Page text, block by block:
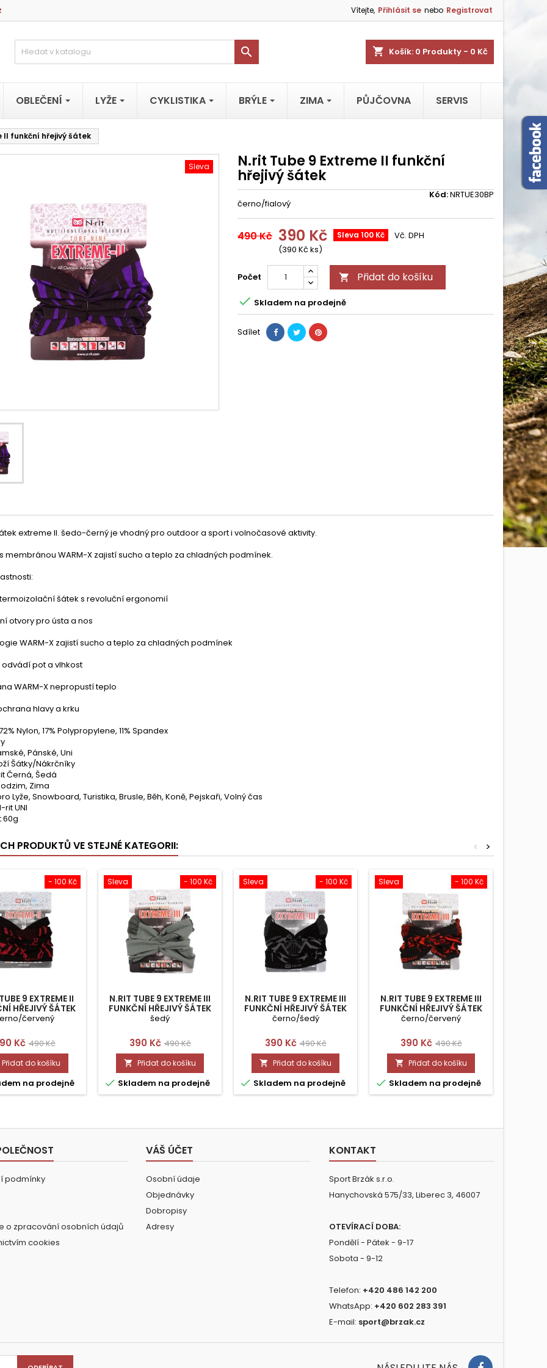
Vítejte, Přihlásit se nebo Registrovat
shopping_cart Košík: 0 Produkty - 0 Kč

OBLEČENÍ LYŽE CYKLISTIKA BRÝLE ZIMA PŮJČOVNA SERVIS
II funkční hřejivý šátek
Sleva N.rit Tube 9 Extreme II funkční
hřejivý šátek
Kód:NRTUE30BP
černo/fialový
490 Kč 390 Kč Sleva 100 Kč
(390 Kč ks)
Vč. DPH
Počet  Přidat do košíku
 Skladem na prodejně
Sdílet
extreme II. šedo-černý je vhodný pro outdoor a sport i volnočasové aktivity.
membránou WARM-X zajistí sucho a teplo za chladných podmínek.
termoizolační šátek s revoluční ergonomií
otvory pro ústa a nos
WARM-X zajistí sucho a teplo za chladných podmínek
odvádí pot a vlhkost
WARM-X nepropustí teplo
hlavy a krku
Nylon, 17% Polypropylene, 11% Spandex
Pánské, Uni
Šátky/Nákrčníky
Černá, Šedá
Zima
Lyže, Snowboard, Turistika, Brusle, Běh, Koně, Pejskaři, Volný čas
rit UNI
60g
PRODUKTŮ VE STEJNÉ KATEGORII: >
<
- 100 Kč
9 EXTREME II
HŘEJIVÝ ŠÁTEK
červený
Kč Běžná
cena
490 Kč
Přidat do košíku
na prodejně
- 100 Kč
Sleva
N.RIT TUBE 9 EXTREME III
FUNKČNÍ HŘEJIVÝ ŠÁTEK
šedý
Cena
390 Kč Běžná
cena
490 Kč
 Přidat do košíku
 Skladem na prodejně
- 100 Kč
Sleva
N.RIT TUBE 9 EXTREME III
FUNKČNÍ HŘEJIVÝ ŠÁTEK
černo/šedý
Cena
390 Kč Běžná
cena
490 Kč
 Přidat do košíku
 Skladem na prodejně
- 100 Kč
Sleva
N.RIT TUBE 9 EXTREME III
FUNKČNÍ HŘEJIVÝ ŠÁTEK
černo/červený
Cena
390 Kč Běžná
cena
490 Kč
 Přidat do košíku
 Skladem na prodejně
podmínky
o zpracování osobních údajů
cookies
VÁŠ ÚČET
Osobní údaje
Objednávky
Dobropisy
Adresy
KONTAKT
Sport Brzák s.r.o.
Hanychovská 575/33, Liberec 3, 46007
OTEVÍRACÍ DOBA:
Pondělí - Pátek - 9-17
Sobota - 9-12
Telefon: +420 486 142 200
WhatsApp: +420 602 283 391
E-mail: sport@brzak.cz